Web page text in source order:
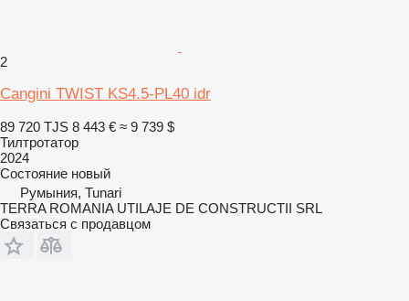
2
Cangini TWIST KS4.5-PL40 idr
89 720 TJS 8 443 € ≈ 9 739 $
Тилтротатор
2024
Состояние новый
Румыния, Tunari
TERRA ROMANIA UTILAJE DE CONSTRUCTII SRL
Связаться с продавцом